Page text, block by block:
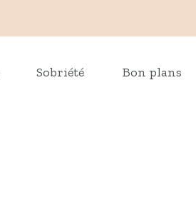
Sobriété Bon plans